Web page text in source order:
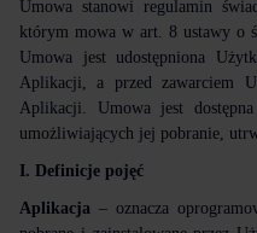
Umowa stanowi regulamin
którym mowa w art. 8 ustawy o
Umowa jest udostępniona
Aplikacji, a przed zawarciem
Aplikacji. Umowa jest
umożliwiających jej pobranie,
I. Definicje pojęć
Aplikacja – oznacza